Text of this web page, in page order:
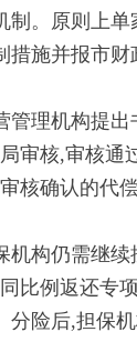
原则上单
施并报市
机构提出
审核,审核
核确认的代
仍需继续
比例返还专项
后,担保